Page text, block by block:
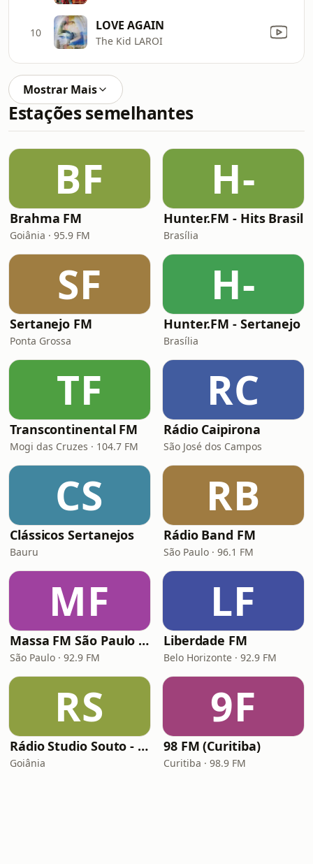
10 LOVE AGAIN
The Kid LAROI
Mostrar Mais
Estações semelhantes
BF
Brahma FM
Goiânia · 95.9 FM
H-
Hunter.FM - Hits Brasil
Brasília
SF
Sertanejo FM
Ponta Grossa
H-
Hunter.FM - Sertanejo
Brasília
TF
Transcontinental FM
Mogi das Cruzes · 104.7 FM
RC
Rádio Caipirona
São José dos Campos
CS
Clássicos Sertanejos
Bauru
RB
Rádio Band FM
São Paulo · 96.1 FM
MF
Massa FM São Paulo 92.9
São Paulo · 92.9 FM
LF
Liberdade FM
Belo Horizonte · 92.9 FM
RS
Rádio Studio Souto - Sertaneja
Goiânia
9F
98 FM (Curitiba)
Curitiba · 98.9 FM